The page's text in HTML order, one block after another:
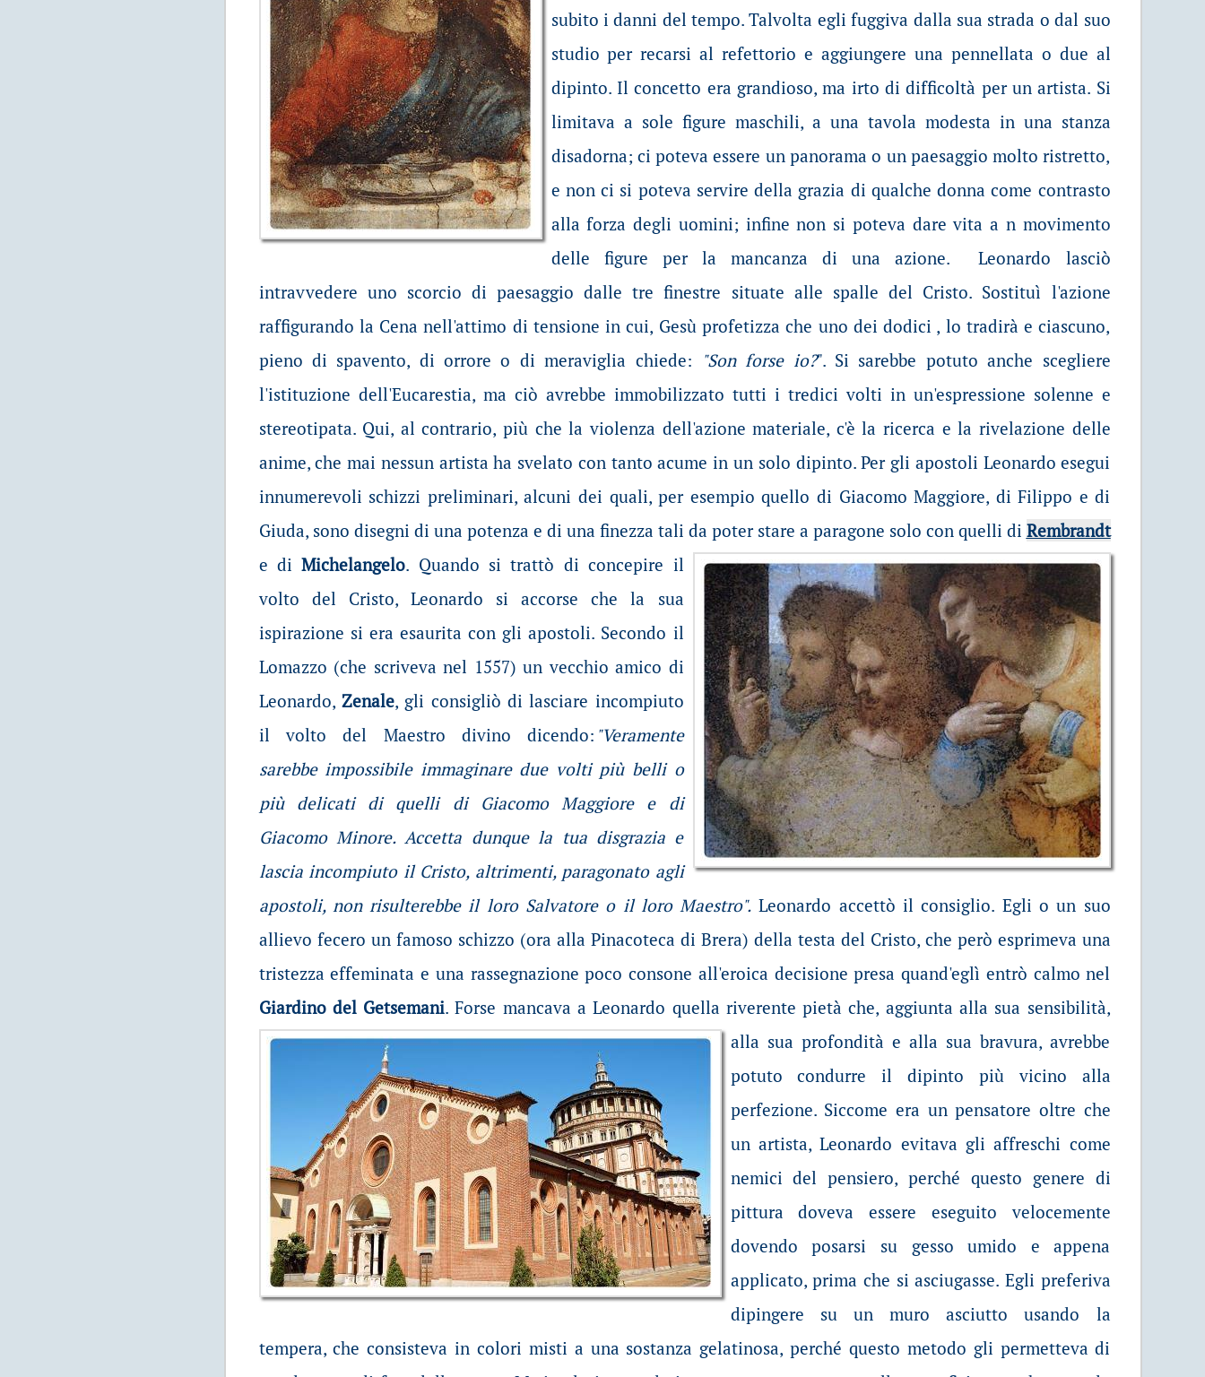
subito i danni del tempo. Talvolta egli fuggiva dalla sua strada o dal suo
studio per recarsi al refettorio e aggiungere una pennellata o due al
dipinto. Il concetto era grandioso, ma irto di difficoltà per un artista. Si
limitava a sole figure maschili, a una tavola modesta in una stanza
disadorna; ci poteva essere un panorama o un paesaggio molto ristretto,
e non ci si poteva servire della grazia di qualche donna come contrasto
alla forza degli uomini; infine non si poteva dare vita a n movimento
delle figure per la mancanza di una azione. Leonardo lasciò
intravvedere uno scorcio di paesaggio dalle tre finestre situate alle spalle del Cristo. Sostituì l'azione
raffigurando la Cena nell'attimo di tensione in cui, Gesù profetizza che uno dei dodici , lo tradirà e ciascuno,
pieno di spavento, di orrore o di meraviglia chiede: "Son forse io?". Si sarebbe potuto anche scegliere
l'istituzione dell'Eucarestia, ma ciò avrebbe immobilizzato tutti i tredici volti in un'espressione solenne e
stereotipata. Qui, al contrario, più che la violenza dell'azione materiale, c'è la ricerca e la rivelazione delle
anime, che mai nessun artista ha svelato con tanto acume in un solo dipinto. Per gli apostoli Leonardo esegui
innumerevoli schizzi preliminari, alcuni dei quali, per esempio quello di Giacomo Maggiore, di Filippo e di
Giuda, sono disegni di una potenza e di una finezza tali da poter stare a paragone solo con quelli di Rembrandt
e diMichelangelo. Quando si trattò di concepire il
volto del Cristo, Leonardo si accorse che la sua
ispirazione si era esaurita con gli apostoli. Secondo il
Lomazzo (che scriveva nel 1557) un vecchio amico di
Leonardo, Zenale, gli consigliò di lasciare incompiuto
il volto del Maestro divino dicendo: "Veramente
sarebbe impossibile immaginare due volti più belli o
più delicati di quelli di Giacomo Maggiore e di
Giacomo Minore. Accetta dunque la tua disgrazia e
lascia incompiuto il Cristo, altrimenti, paragonato agli
apostoli, non risulterebbe il loro Salvatore o il loro Maestro". Leonardo accettò il consiglio. Egli o un suo
allievo fecero un famoso schizzo (ora alla Pinacoteca di Brera) della testa del Cristo, che però esprimeva una
tristezza effeminata e una rassegnazione poco consone all'eroica decisione presa quand'eglì entrò calmo nel
Giardino del Getsemani. Forse mancava a Leonardo quella riverente pietà che, aggiunta alla sua sensibilità,
alla sua profondità e alla sua bravura, avrebbe
potuto condurre il dipinto più vicino alla
perfezione. Siccome era un pensatore oltre che
un artista, Leonardo evitava gli affreschi come
nemici del pensiero, perché questo genere di
pittura doveva essere eseguito velocemente
dovendo posarsi su gesso umido e appena
applicato, prima che si asciugasse. Egli preferiva
dipingere su un muro asciutto usando la
tempera, che consisteva in colori misti a una sostanza gelatinosa, perché questo metodo gli permetteva di